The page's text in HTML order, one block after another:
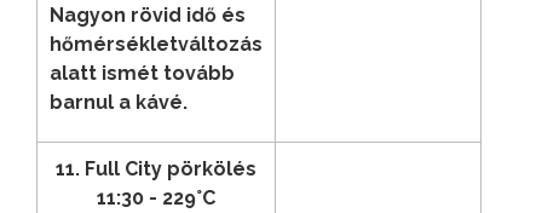
Nagyon rövid idő és
hőmérsékletváltozás
alatt ismét tovább
barnul a kávé.
11. Full City pörkölés
11:30 - 229°C